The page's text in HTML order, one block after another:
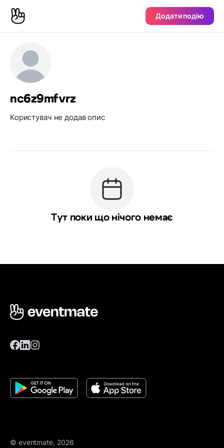
Додати подію
nc6z9mfvrz
Користувач не додав опис
Тут поки що нічого немає
© eventmate, 2026